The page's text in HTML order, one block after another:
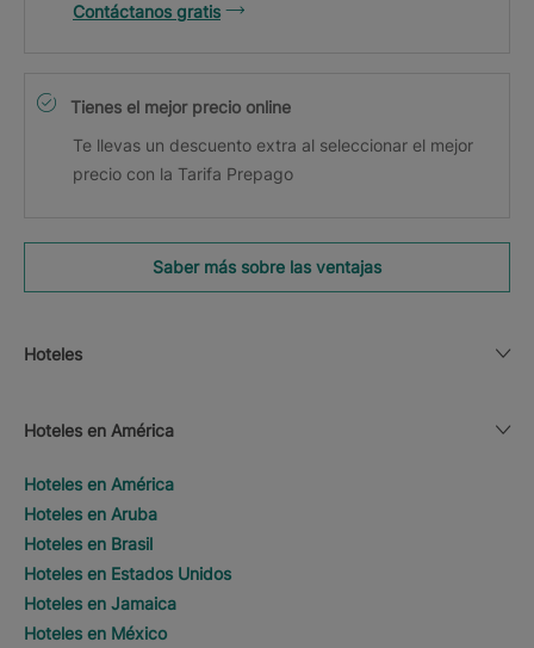
Contáctanos gratis
Tienes el mejor precio online
Te llevas un descuento extra al seleccionar el mejor
precio con la Tarifa Prepago
Saber más sobre las ventajas
Hoteles
Hoteles en América
Hoteles en América
Hoteles en Aruba
Hoteles en Brasil
Hoteles en Estados Unidos
Hoteles en Jamaica
Hoteles en México